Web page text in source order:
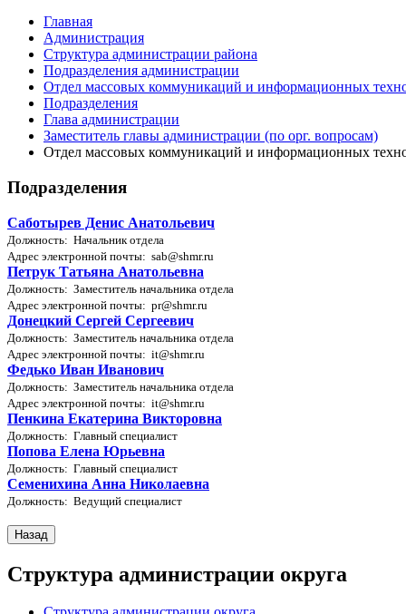
Главная
Администрация
Структура администрации района
Подразделения администрации
Отдел массовых коммуникаций и информационных
Подразделения
Глава администрации
Заместитель главы администрации (по орг. вопросам)
Отдел массовых коммуникаций и информационных
Подразделения
Саботырев Денис Анатольевич
Должность: Начальник отдела
Адрес электронной почты: sab@shmr.ru
Петрук Татьяна Анатольевна
Должность: Заместитель начальника отдела
Адрес электронной почты: pr@shmr.ru
Донецкий Сергей Сергеевич
Должность: Заместитель начальника отдела
Адрес электронной почты: it@shmr.ru
Федько Иван Иванович
Должность: Заместитель начальника отдела
Адрес электронной почты: it@shmr.ru
Пенкина Екатерина Викторовна
Должность: Главный специалист
Попова Елена Юрьевна
Должность: Главный специалист
Семенихина Анна Николаевна
Должность: Ведущий специалист
Структура администрации округа